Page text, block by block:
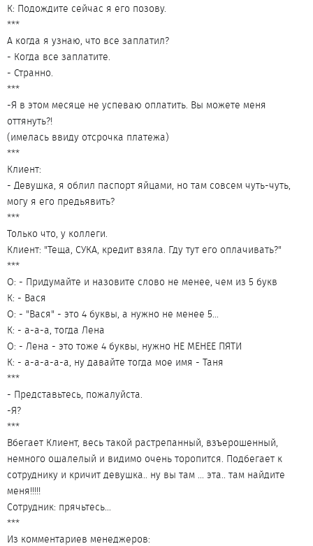
К: Подождите сейчас я его позову.
***
А когда я узнаю, что все заплатил?
- Когда все заплатите.
- Странно.
***
-Я в этом месяце не успеваю оплатить. Вы можете меня
оттянуть?!
(имелась ввиду отсрочка платежа)
***
Клиент:
- Девушка, я облил паспорт яйцами, но там совсем чуть-чуть,
могу я его предьявить?
***
Только что, у коллеги.
Клиент: "Теща, СУКА, кредит взяла. Гду тут его оплачивать?"
***
О: - Придумайте и назовите слово не менее, чем из 5 букв
К: - Вася
О: - "Вася" - это 4 буквы, а нужно не менее 5...
К: - а-а-а, тогда Лена
О: - Лена - это тоже 4 буквы, нужно НЕ МЕНЕЕ ПЯТИ
К: - а-а-а-а-а, ну давайте тогда мое имя - Таня
***
- Представьтесь, пожалуйста.
-Я?
***
Вбегает Клиент, весь такой растрепанный, взъерошенный,
немного ошалелый и видимо очень торопится. Подбегает к
сотруднику и кричит девушка.. ну вы там ... эта.. там найдите
меня!!!!!
Сотрудник: прячьтесь...
***
Из комментариев менеджеров: